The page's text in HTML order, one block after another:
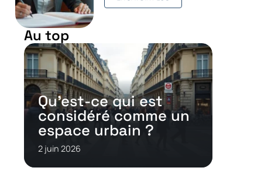
Au top
Qu’est-ce qui est
considéré comme un
espace urbain ?
2 juin 2026